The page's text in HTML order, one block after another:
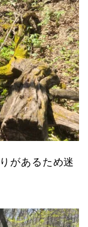
があるため迷